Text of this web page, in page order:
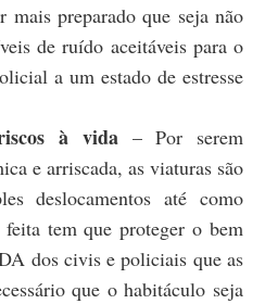
preparado que seja não
de ruído aceitáveis para o
a um estado de estresse
à vida– Por serem
e arriscada, as viaturas são
deslocamentos até como
tem que proteger o bem
dos civis e policiais que as
que o habitáculo seja